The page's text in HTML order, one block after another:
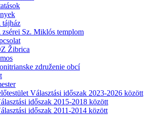
tájház
zsérei Sz. Miklós templom
Žibrica
združenie obcí
Választási időszak 2023-2026 között
időszak 2015-2018 között
időszak 2011-2014 között